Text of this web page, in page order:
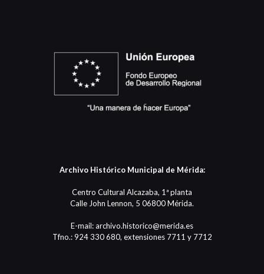
Archivo Histórico Municipal de Mérida:
Centro Cultural Alcazaba, 1ª planta
Calle John Lennon, 5 06800 Mérida.
E-mail: archivo.historico@merida.es
Tfno.: 924 330 680, extensiones 7711 y 7712